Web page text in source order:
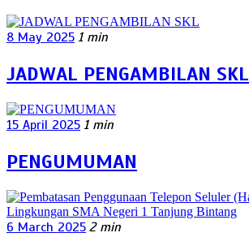
8 May 2025 1 min
JADWAL PENGAMBILAN SKL
15 April 2025 1 min
PENGUMUMAN
6 March 2025 2 min